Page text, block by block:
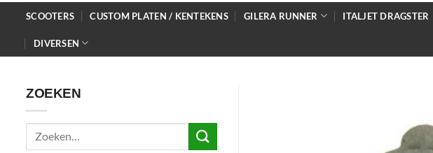
SCOOTERS CUSTOM PLATEN / KENTEKENS GILERA RUNNER ITALJET DRAGSTER
DIVERSEN
ZOEKEN
Zoeken